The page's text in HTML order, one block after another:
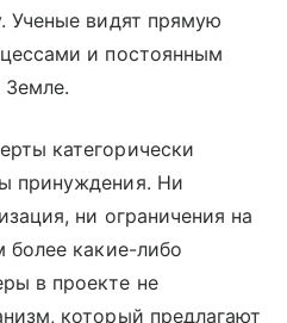
Ученые видят прямую
и постоянным
категорически
принуждения. Ни
ни ограничения на
более какие-либо
в проекте не
который предлагают